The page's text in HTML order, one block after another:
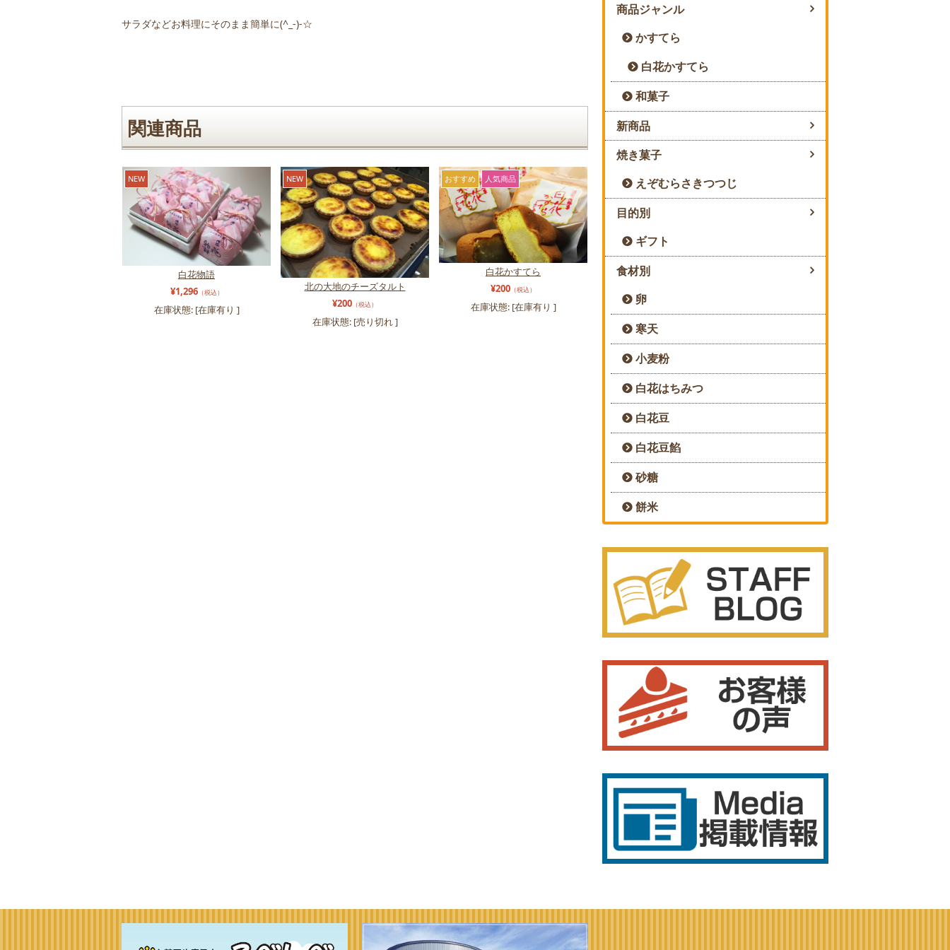
サラダなどお料理にそのまま簡単に(^_-)-☆
関連商品
NEW
白花物語
¥1,296（税込）
在庫状態: [在庫有り ]
NEW
北の大地のチーズタルト
¥200 （税込）
在庫状態: [売り切れ]
おすすめ 人気商品
白花かすてら
¥200 （税込）
在庫状態: [在庫有り ]
商品ジャンル
かすてら
白花かすてら
和菓子
新商品
焼き菓子
えぞむらさきつつじ
目的別
ギフト
食材別
卵
寒天
小麦粉
白花はちみつ
白花豆
白花豆餡
砂糖
餅米